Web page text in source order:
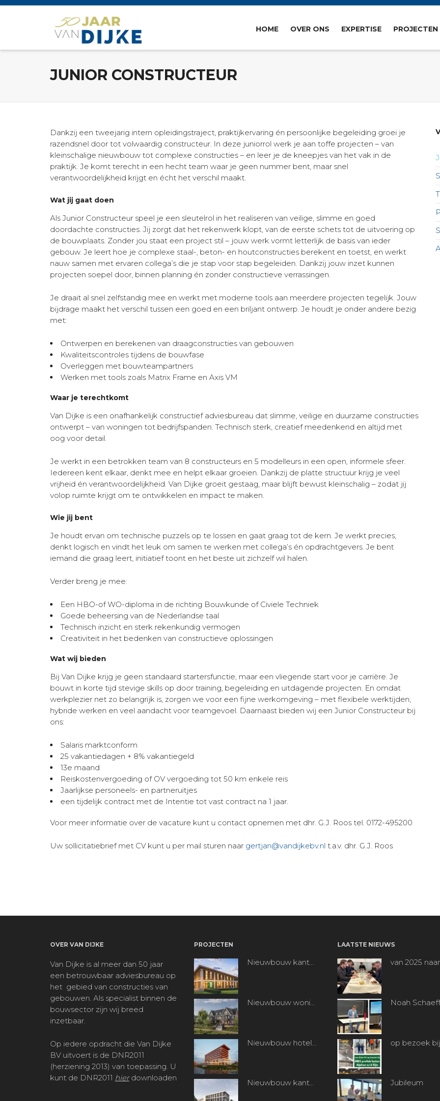
HOME OVER ONS EXPERTISE PROJECTEN
JUNIOR CONSTRUCTEUR
Dankzij een tweejarig intern opleidingstraject, praktijkervaring én persoonlijke begeleiding groei je
razendsnel door tot volwaardig constructeur. In deze juniorrol werk je aan toffe projecten – van
kleinschalige nieuwbouw tot complexe constructies – en leer je de kneepjes van het vak in de
praktijk. Je komt terecht in een hecht team waar je geen nummer bent, maar snel
verantwoordelijkheid krijgt en écht het verschil maakt.
Wat jij gaat doen
Als Junior Constructeur speel je een sleutelrol in het realiseren van veilige, slimme en goed
doordachte constructies. Jij zorgt dat het rekenwerk klopt, van de eerste schets tot de uitvoering op
de bouwplaats. Zonder jou staat een project stil – jouw werk vormt letterlijk de basis van ieder
gebouw. Je leert hoe je complexe staal-, beton- en houtconstructies berekent en toetst, en werkt
nauw samen met ervaren collega’s die je stap voor stap begeleiden. Dankzij jouw inzet kunnen
projecten soepel door, binnen planning én zonder constructieve verrassingen.
Je draait al snel zelfstandig mee en werkt met moderne tools aan meerdere projecten tegelijk. Jouw
bijdrage maakt het verschil tussen een goed en een briljant ontwerp. Je houdt je onder andere bezig
met:
Ontwerpen en berekenen van draagconstructies van gebouwen
Kwaliteitscontroles tijdens de bouwfase
Overleggen met bouwteampartners
Werken met tools zoals Matrix Frame en Axis VM
Waar je terechtkomt
Van Dijke is een onafhankelijk constructief adviesbureau dat slimme, veilige en duurzame constructies
ontwerpt – van woningen tot bedrijfspanden. Technisch sterk, creatief meedenkend en altijd met
oog voor detail.
Je werkt in een betrokken team van 8 constructeurs en 5 modelleurs in een open, informele sfeer.
Iedereen kent elkaar, denkt mee en helpt elkaar groeien. Dankzij de platte structuur krijg je veel
vrijheid én verantwoordelijkheid. Van Dijke groeit gestaag, maar blijft bewust kleinschalig – zodat jij
volop ruimte krijgt om te ontwikkelen en impact te maken.
Wie jij bent
Je houdt ervan om technische puzzels op te lossen en gaat graag tot de kern. Je werkt precies,
denkt logisch en vindt het leuk om samen te werken met collega’s én opdrachtgevers. Je bent
iemand die graag leert, initiatief toont en het beste uit zichzelf wil halen.
Verder breng je mee:
Een HBO-of WO-diploma in de richting Bouwkunde of Civiele Techniek
Goede beheersing van de Nederlandse taal
Technisch inzicht en sterk rekenkundig vermogen
Creativiteit in het bedenken van constructieve oplossingen
Wat wij bieden
Bij Van Dijke krijg je geen standaard startersfunctie, maar een vliegende start voor je carrière. Je
bouwt in korte tijd stevige skills op door training, begeleiding en uitdagende projecten. En omdat
werkplezier net zo belangrijk is, zorgen we voor een fijne werkomgeving – met flexibele werktijden,
hybride werken en veel aandacht voor teamgevoel. Daarnaast bieden wij een Junior Constructeur bij
ons:
Salaris marktconform
25 vakantiedagen + 8% vakantiegeld
13e maand
Reiskostenvergoeding of OV vergoeding tot 50 km enkele reis
Jaarlijkse personeels- en partneruitjes
een tijdelijk contract met de Intentie tot vast contract na 1 jaar.
Voor meer informatie over de vacature kunt u contact opnemen met dhr. G.J. Roos tel. 0172-495200
Uw sollicitatiebrief met CV kunt u per mail sturen naar gertjan@vandijkebv.nl t.a.v. dhr. G.J. Roos
OVER VAN DIJKE
Van Dijke is al meer dan 50 jaar
een betrouwbaar adviesbureau op
het gebied van constructies van
gebouwen. Als specialist binnen de
bouwsector zijn wij breed
inzetbaar.
Op iedere opdracht die Van Dijke
BV uitvoert is de DNR2011
(herziening 2013) van toepassing. U
kunt de DNR2011 hierdownloaden
PROJECTEN
Nieuwbouw kantoorpand “Bentpoort” te Benthuizen
Nieuwbouw woningen Koetshuisplantsoen te Nieuwkoop
Nieuwbouw kantoren en machinefabriek te Heerjansdam
LAATSTE NIEUWS
van 2025
Jubileum